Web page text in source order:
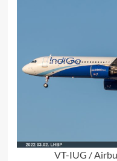
VT-IUG /